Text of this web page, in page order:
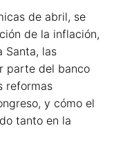
de abril, se
de la inflación,
Santa, las
parte del banco
reformas
y cómo el
tanto en la